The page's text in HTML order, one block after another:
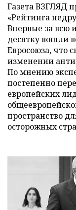
Газета ВЗГЛЯД
«Рейтинга
Впервые за всю
десятку вошли
Евросоюза, что
изменении
По мнению
постепенно
европейских
пространство
осторожных